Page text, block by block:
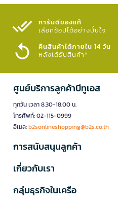
การันตีของแท้
เลือกช้อปได้อย่างมั่นใจ​
คืนสินค้าได้ภายใน 14 วัน
หลังได้รับสินค้า*
ศูนย์บริการลูกค้าบีทูเอส
ทุกวัน เวลา 8.30-18.00 น.
โทรศัพท์: 02-115-0999
อีเมล:b2sonlineshopping@b2s.co.th
การสนับสนุนลูกค้า
เกี่ยวกับเรา
กลุ่มธุรกิจในเครือ